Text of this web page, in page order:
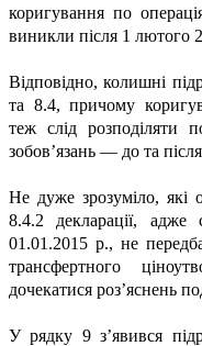
коригування по
виникли після 1 лютого
Відповідно, колишні
та 8.4, причому
теж слід розподіляти
зобов’язань — до та
Не дуже зрозуміло, які
8.4.2 декларації,
01.01.2015 р., не
трансфертного
дочекатися роз’яснень
У рядку 9 з’явився